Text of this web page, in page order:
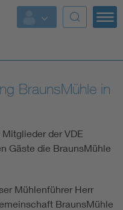
BraunsMühle in
der VDE
Gäste die BraunsMühle
Mühlenführer Herr
BraunsMühle